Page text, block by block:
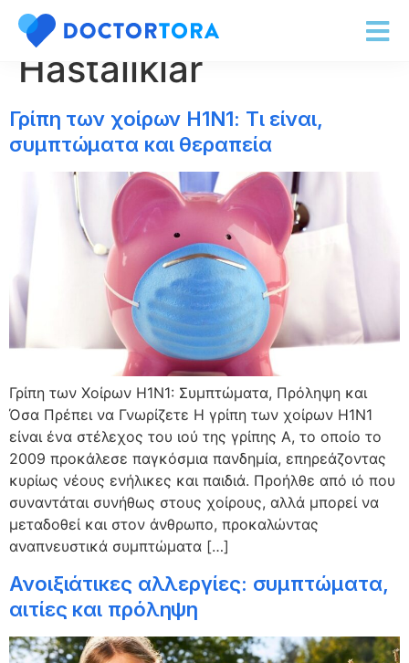
Κατηγορία:
Hastalıklar
Γρίπη των χοίρων H1N1: Τι είναι,
συμπτώματα και θεραπεία
Γρίπη των Χοίρων H1N1: Συμπτώματα, Πρόληψη και
Όσα Πρέπει να Γνωρίζετε Η γρίπη των χοίρων H1N1
είναι ένα στέλεχος του ιού της γρίπης Α, το οποίο το
2009 προκάλεσε παγκόσμια πανδημία, επηρεάζοντας
κυρίως νέους ενήλικες και παιδιά. Προήλθε από ιό που
συναντάται συνήθως στους χοίρους, αλλά μπορεί να
μεταδοθεί και στον άνθρωπο, προκαλώντας
αναπνευστικά συμπτώματα […]
Ανοιξιάτικες αλλεργίες: συμπτώματα,
αιτίες και πρόληψη